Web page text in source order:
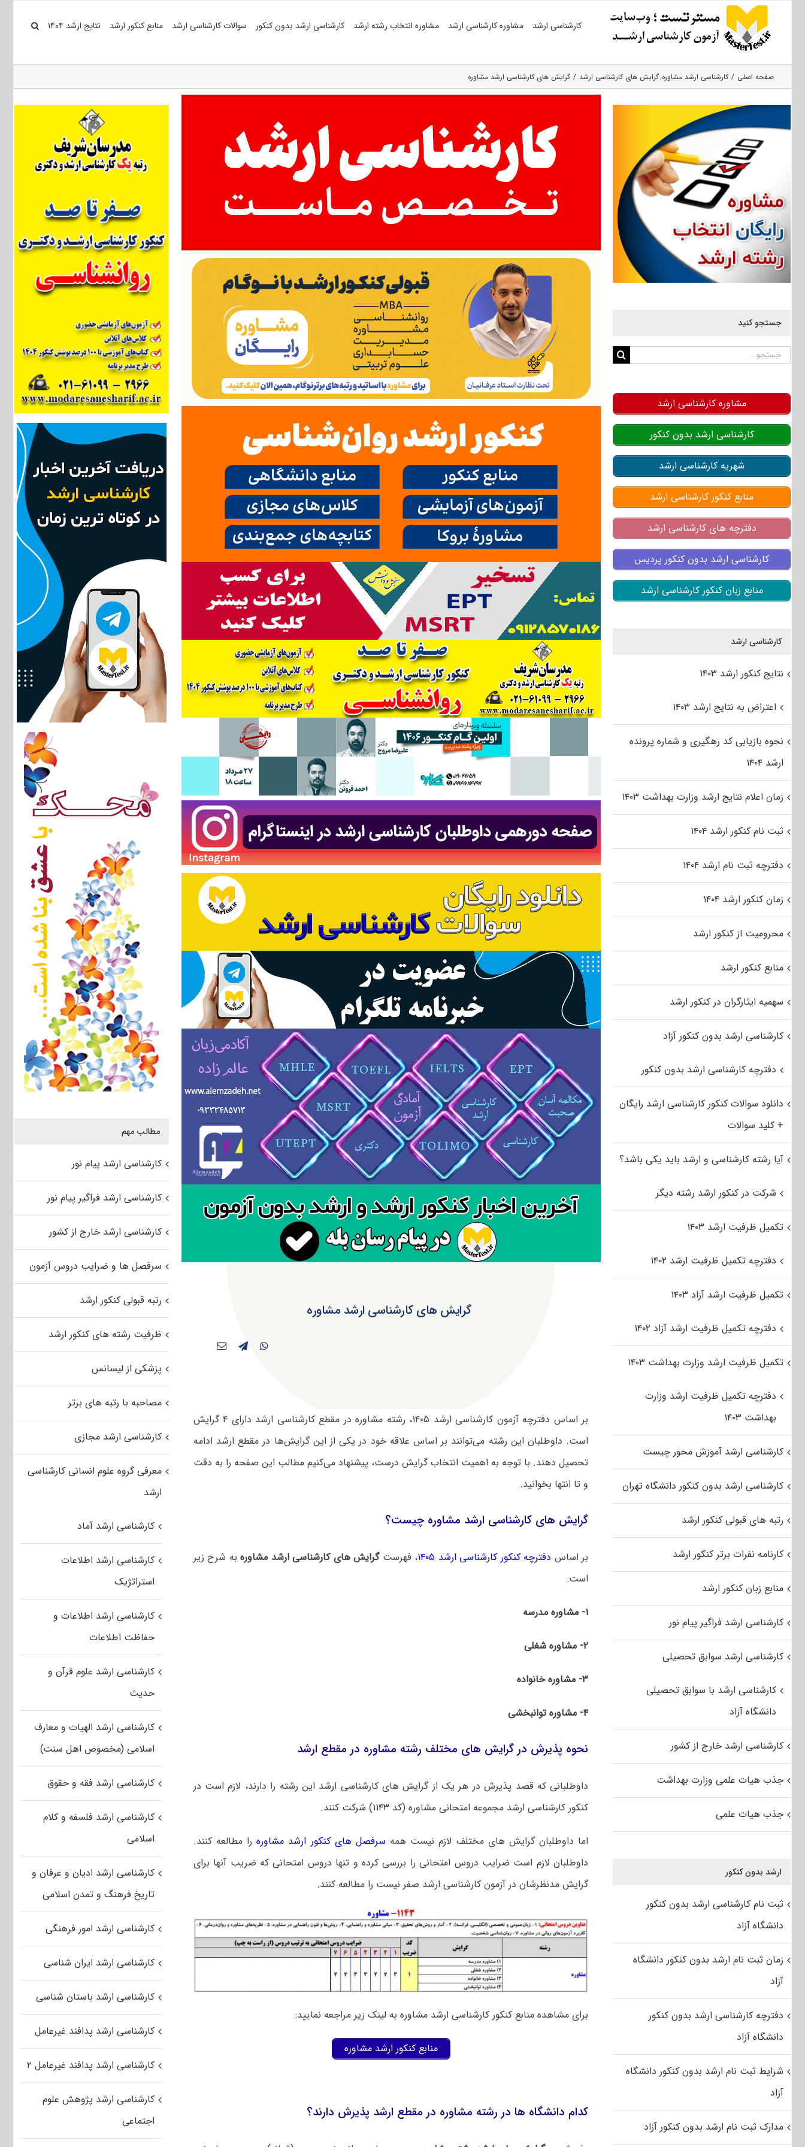
کارشناسی ارشد مشاوره کارشناسی ارشد مشاوره انتخاب رشته ارشد کارشناسی ارشد بدون کنکور سوالات کارشناسی ارشد منابع کنکور ارشد نتایج ارشد ۱۴۰۴
صفحه اصلی کارشناسی ارشد مشاوره گرایش های کارشناسی ارشد گرایش های کارشناسی ارشد مشاوره
گرایش های کارشناسی ارشد مشاوره
بر اساس دفترچه آزمون کارشناسی ارشد ۱۴۰۵، رشته مشاوره در مقطع کارشناسی ارشد دارای ۴ گرایش
است. داوطلبان این رشته می‌توانند بر اساس علاقه خود در یکی از این گرایش‌ها در مقطع ارشد ادامه
تحصیل دهند. با توجه به اهمیت انتخاب گرایش درست، پیشنهاد می‌کنیم مطالب این صفحه را به دقت
و تا انتها بخوانید.
گرایش های کارشناسی ارشد مشاوره چیست؟
بر اساس دفترچه کنکور کارشناسی ارشد ۱۴۰۵ ، فهرست گرایش های کارشناسی ارشد مشاوره به شرح زیر
است:
۱- مشاوره مدرسه
۲- مشاوره شغلی
۳- مشاوره خانواده
۴- مشاوره توانبخشی
نحوه پذیرش در گرایش های مختلف رشته مشاوره در مقطع ارشد
داوطلبانی که قصد پذیرش در هر یک از گرایش های کارشناسی ارشد این رشته را دارند، لازم است در
کنکور کارشناسی ارشد مجموعه امتحانی مشاوره (کد ۱۱۴۳) شرکت کنند.
اما داوطلبان گرایش های مختلف لازم نیست همه سرفصل های کنکور ارشد مشاورهرا مطالعه کنند.
داوطلبان لازم است ضرایب دروس امتحانی را بررسی کرده و تنها دروس امتحانی که ضریب آنها برای
گرایش مدنظرشان در آزمون کارشناسی ارشد صفر نیست را مطالعه کنند.
برای مشاهده منابع کنکور کارشناسی ارشد مشاوره به لینک زیر مراجعه نمایید:
منابع کنکور ارشد مشاوره
کدام دانشگاه ها در رشته مشاوره در مقطع ارشد پذیرش دارند؟
مطالب مهم
کارشناسی ارشد پیام نور
کارشناسی ارشد فراگیر پیام نور
کارشناسی ارشد خارج از کشور
سرفصل ها و ضرایب دروس آزمون
رتبه قبولی کنکور ارشد
ظرفیت رشته های کنکور ارشد
پزشکی از لیسانس
مصاحبه با رتبه های برتر
کارشناسی ارشد مجازی
معرفی گروه علوم انسانی کارشناسی
ارشد
کارشناسی ارشد آماد
کارشناسی ارشد اطلاعات
استراتژیک
کارشناسی ارشد اطلاعات و
حفاظت اطلاعات
کارشناسی ارشد علوم قرآن و
حدیث
کارشناسی ارشد الهیات و معارف
اسلامی (مخصوص اهل سنت)
کارشناسی ارشد فقه و حقوق
کارشناسی ارشد فلسفه و کلام
اسلامی
کارشناسی ارشد ادیان و عرفان و
تاریخ فرهنگ و تمدن اسلامی
کارشناسی ارشد امور فرهنگی
کارشناسی ارشد ایران شناسی
کارشناسی ارشد باستان شناسی
کارشناسی ارشد پدافند غیرعامل
کارشناسی ارشد پدافند غیرعامل ۲
کارشناسی ارشد پژوهش علوم
اجتماعی
جستجو کنید
جستجو
مشاوره کارشناسی ارشد
کارشناسی ارشد بدون کنکور
شهریه کارشناسی ارشد
منابع کنکور کارشناسی ارشد
دفترچه های کارشناسی ارشد
کارشناسی ارشد بدون کنکور پردیس
منابع زبان کنکور کارشناسی ارشد
کارشناسی ارشد
نتایج کنکور ارشد ۱۴۰۳
اعتراض به نتایج ارشد ۱۴۰۳
نحوه بازیابی کد رهگیری و شماره پرونده
ارشد ۱۴۰۴
زمان اعلام نتایج ارشد وزارت بهداشت ۱۴۰۳
ثبت نام کنکور ارشد ۱۴۰۴
دفترچه ثبت نام ارشد ۱۴۰۴
زمان کنکور ارشد ۱۴۰۴
محرومیت از کنکور ارشد
منابع کنکور ارشد
سهمیه ایثارگران در کنکور ارشد
کارشناسی ارشد بدون کنکور آزاد
دفترچه کارشناسی ارشد بدون کنکور
دانلود سوالات کنکور کارشناسی ارشد رایگان
+ کلید سوالات
آیا رشته کارشناسی و ارشد باید یکی باشد؟
شرکت در کنکور ارشد رشته دیگر
تکمیل ظرفیت ارشد ۱۴۰۳
دفترچه تکمیل ظرفیت ارشد ۱۴۰۲
تکمیل ظرفیت ارشد آزاد ۱۴۰۳
دفترچه تکمیل ظرفیت ارشد آزاد ۱۴۰۲
تکمیل ظرفیت ارشد وزارت بهداشت ۱۴۰۳
دفترچه تکمیل ظرفیت ارشد وزارت
بهداشت ۱۴۰۳
کارشناسی ارشد آموزش محور چیست
کارشناسی ارشد بدون کنکور دانشگاه تهران
رتبه های قبولی کنکور ارشد
کارنامه نفرات برتر کنکور ارشد
منابع زبان کنکور ارشد
کارشناسی ارشد فراگیر پیام نور
کارشناسی ارشد سوابق تحصیلی
کارشناسی ارشد با سوابق تحصیلی
دانشگاه آزاد
کارشناسی ارشد خارج از کشور
جذب هیات علمی وزارت بهداشت
جذب هیات علمی
ارشد بدون کنکور
ثبت نام کارشناسی ارشد بدون کنکور
دانشگاه آزاد
زمان ثبت نام ارشد بدون کنکور دانشگاه
آزاد
دفترچه کارشناسی ارشد بدون کنکور
دانشگاه آزاد
شرایط ثبت نام ارشد بدون کنکور دانشگاه
آزاد
مدارک ثبت نام ارشد بدون کنکور آزاد